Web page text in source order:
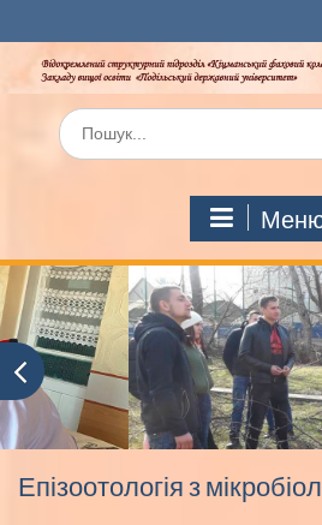
до
вмісту
Шукати:
Епізоотологія з